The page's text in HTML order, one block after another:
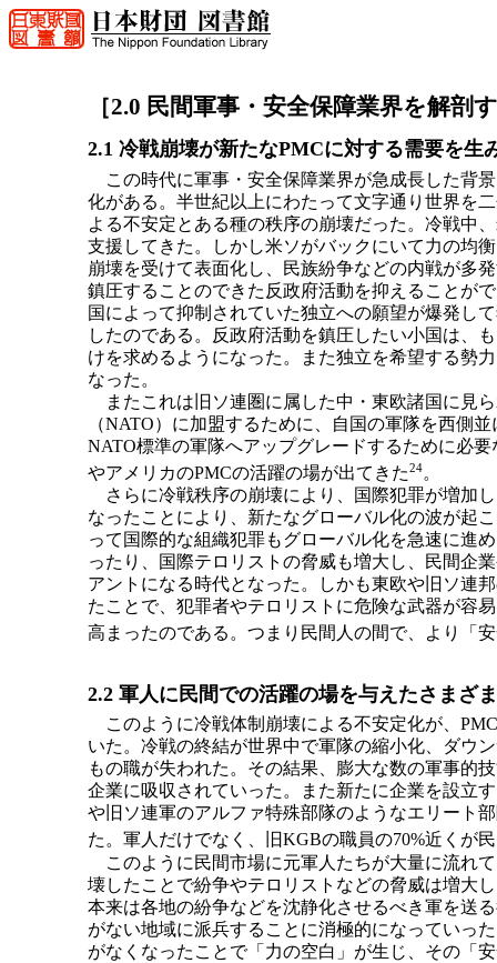
［2.0 民間軍事・安全保障業界を解剖
2.1 冷戦崩壊が新たなPMCに対する需要を生
この時代に軍事・安全保障業界が急成長した背
化がある。半世紀以上にわたって文字通り世界を
よる不安定とある種の秩序の崩壊だった。冷戦中
支援してきた。しかし米ソがバックにいて力の均
崩壊を受けて表面化し、民族紛争などの内戦が多
鎮圧することのできた反政府活動を抑えることが
国によって抑制されていた独立への願望が爆発し
したのである。反政府活動を鎮圧したい小国は、
けを求めるようになった。また独立を希望する勢
なった。
またこれは旧ソ連圏に属した中・東欧諸国に見
（NATO）に加盟するために、自国の軍隊を西側
NATO標準の軍隊へアップグレードするために必
やアメリカのPMCの活躍の場が出てきた24。
さらに冷戦秩序の崩壊により、国際犯罪が増加
なったことにより、新たなグローバル化の波が起
って国際的な組織犯罪もグローバル化を急速に進
ったり、国際テロリストの脅威も増大し、民間企
アントになる時代となった。しかも東欧や旧ソ連
たことで、犯罪者やテロリストに危険な武器が容
高まったのである。つまり民間人の間で、より「
2.2 軍人に民間での活躍の場を与えたさまざ
このように冷戦体制崩壊による不安定化が、
いた。冷戦の終結が世界中で軍隊の縮小化、ダウ
もの職が失われた。その結果、膨大な数の軍事的
企業に吸収されていった。また新たに企業を設立
や旧ソ連軍のアルファ特殊部隊のようなエリート
た。軍人だけでなく、旧KGBの職員の70%近くが
このように民間市場に元軍人たちが大量に流れ
壊したことで紛争やテロリストなどの脅威は増大
本来は各地の紛争などを沈静化させるべき軍を送
がない地域に派兵することに消極的になっていっ
がなくなったことで「力の空白」が生じ、その「